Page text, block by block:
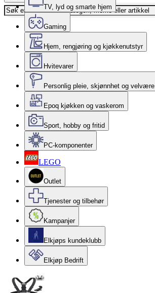
TV, lyd og smarte hjem
Gaming
Hjem, rengjøring og kjøkkenutstyr
Hvitevarer
Personlig pleie, skjønnhet og velvære
Epoq kjøkken og vaskerom
Sport, hobby og fritid
PC-komponenter
LEGO
Outlet
Tjenester og tilbehør
Kampanjer
Elkjøps kundeklubb
Elkjøp Bedrift